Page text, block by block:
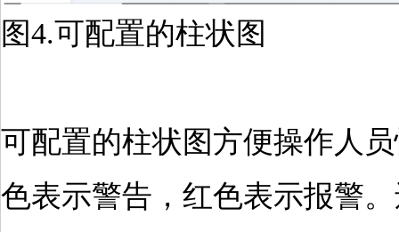
图4.可配置的柱状图
可配置的柱状图方便操作人
色表示警告，红色表示报警